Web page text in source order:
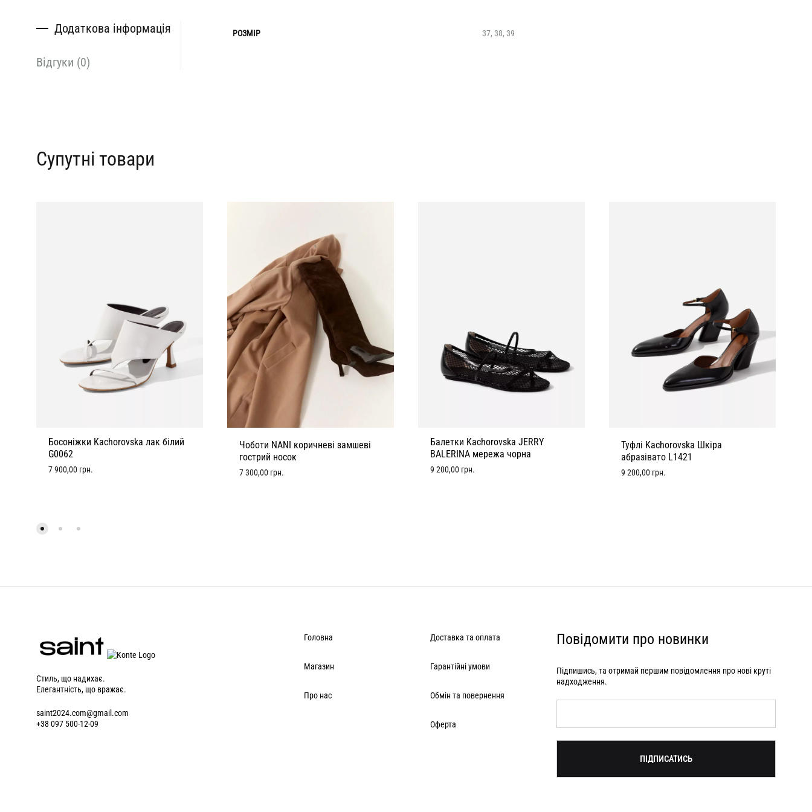
Додаткова інформація
Відгуки (0)
РОЗМІР 37, 38, 39
Супутні товари
Босоніжки Kachorovska лак білий
G0062
7 900,00 грн.
Чоботи NANI коричневі замшеві
гострий носок
7 300,00 грн.
Балетки Kachorovska JERRY
BALERINA мережа чорна
9 200,00 грн.
Туфлі Kachorovska Шкіра
абразівато L1421
9 200,00 грн.
Стиль, що надихає.
Елегантність, що вражає.
saint2024.com@gmail.com
+38 097 500-12-09
Головна
Магазин
Про нас
Доставка та оплата
Гарантійні умови
Обмін та повернення
Оферта
Повідомити про новинки
Підпишись, та отримай першим повідомлення про нові круті
надходження.